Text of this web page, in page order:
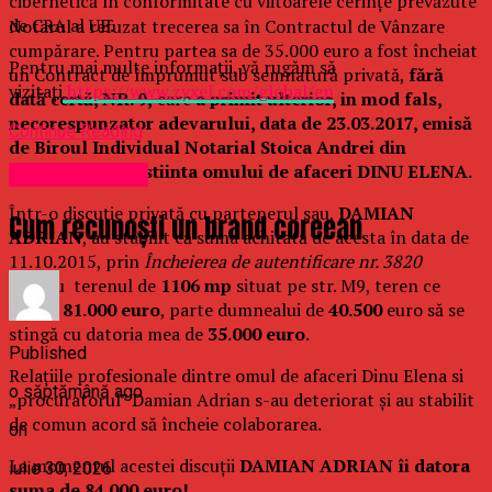
Notarul a refuzat trecerea sa în Contractul de Vânzare
cumpărare. Pentru partea sa de 35.000 euro a fost încheiat
un Contract de împrumut sub semnatură privată, fără
dată certă, NR. 9,carea primit ulterior, in mod fals,
necorespunzator adevarului, data de 23.03.2017, emisă
de Biroul Individual Notarial Stoica Andrei din
Constanta, fara stiinta omului de afaceri DINU ELENA.
Într-o discuție privată cu partenerul sau, DAMIAN
ADRIAN, au stabilit că suma achitată de acesta în data de
11.10.2015, prin Încheierea de autentificare nr. 3820
pentru terenul de 1106 mp situat pe str. M9, teren ce
valora 81.000 euro, parte dumnealui de40.500euro să se
stingă cu datoria mea de 35.000 euro.
Relațiile profesionale dintre omul de afaceri Dinu Elena si
„procuratorul” Damian Adrian s-au deteriorat și au stabilit
de comun acord să încheie colaborarea.
La momentul acestei discuțiiDAMIAN ADRIAN îi datora
de CRA al UE.
Pentru mai multe informații, vă rugăm să
vizitațihttps://www.zyxel.com/global/en
Continue Reading
Cum recunoști un brand coreean
Published
o săptămână ago
on
iulie 30, 2026